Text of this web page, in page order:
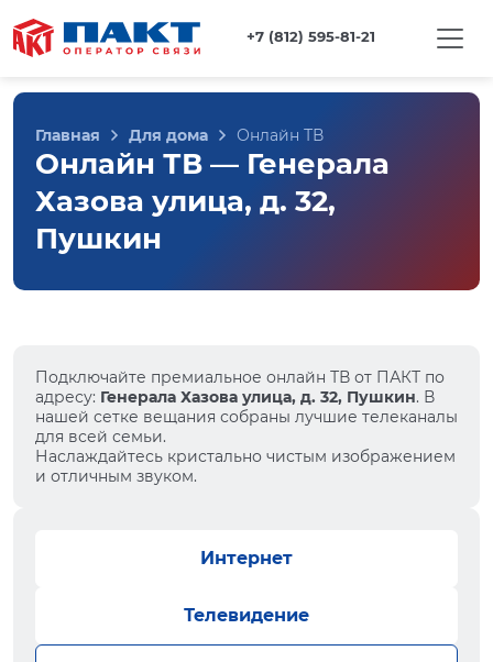
+7 (812) 595-81-21
Главная Для дома Онлайн ТВ
Онлайн ТВ — Генерала
Хазова улица, д. 32,
Пушкин
Подключайте премиальное онлайн ТВ от ПАКТ по
адресу: Генерала Хазова улица, д. 32, Пушкин. В
нашей сетке вещания собраны лучшие телеканалы
для всей семьи.
Наслаждайтесь кристально чистым изображением
и отличным звуком.
Интернет
Телевидение